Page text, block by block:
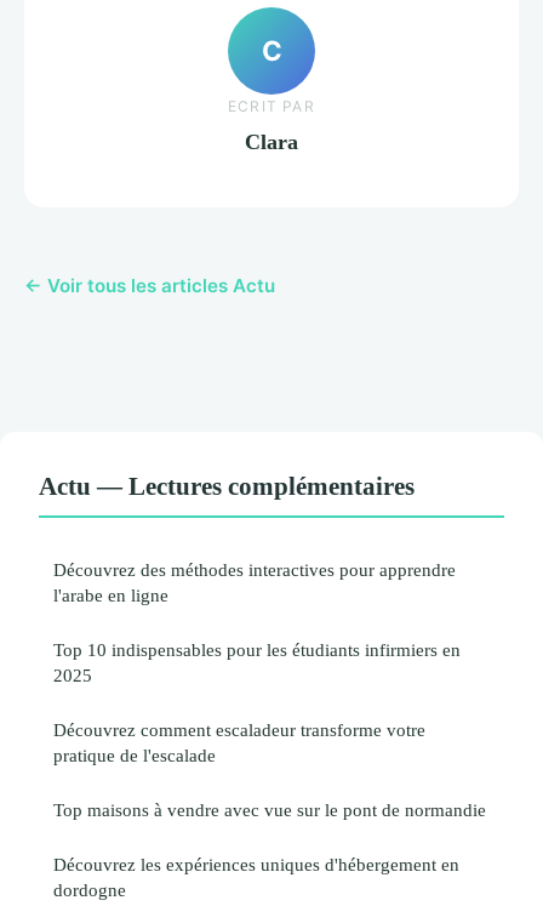
C
ECRIT PAR
Clara
← Voir tous les articles Actu
Actu — Lectures complémentaires
Découvrez des méthodes interactives pour apprendre
l'arabe en ligne
Top 10 indispensables pour les étudiants infirmiers en
2025
Découvrez comment escaladeur transforme votre
pratique de l'escalade
Top maisons à vendre avec vue sur le pont de normandie
Découvrez les expériences uniques d'hébergement en
dordogne